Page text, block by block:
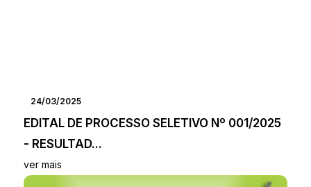
24/03/2025
EDITAL DE PROCESSO SELETIVO Nº 001/2025
- RESULTAD...
ver mais